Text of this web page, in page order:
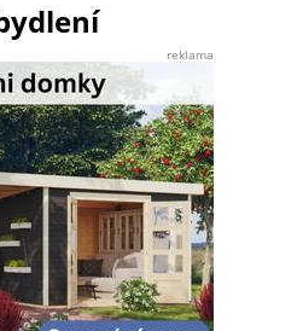
reklama